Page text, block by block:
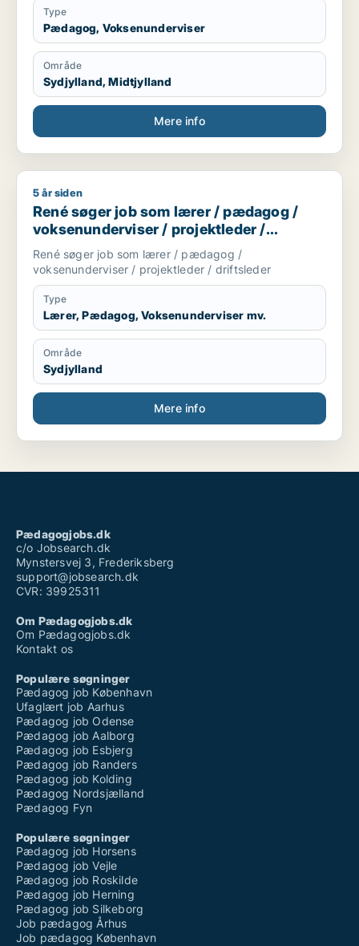
Type
Pædagog, Voksenunderviser
Område
Sydjylland, Midtjylland
Mere info
René søger job som lærer / pædagog / voksenunderviser /
5 år siden
René søger job som lærer / pædagog /
voksenunderviser / projektleder /
driftsleder
René søger job som lærer / pædagog /
voksenunderviser / projektleder / driftsleder
Type
Lærer, Pædagog, Voksenunderviser mv.
Område
Sydjylland
Mere info
Pædagogjobs.dk
c/o Jobsearch.dk
Mynstersvej 3, Frederiksberg
support@jobsearch.dk
CVR: 39925311
Om Pædagogjobs.dk
Om Pædagogjobs.dk
Kontakt os
Populære søgninger
Pædagog job København
Ufaglært job Aarhus
Pædagog job Odense
Pædagog job Aalborg
Pædagog job Esbjerg
Pædagog job Randers
Pædagog job Kolding
Pædagog Nordsjælland
Pædagog Fyn
Populære søgninger
Pædagog job Horsens
Pædagog job Vejle
Pædagog job Roskilde
Pædagog job Herning
Pædagog job Silkeborg
Job pædagog Århus
Job pædagog København